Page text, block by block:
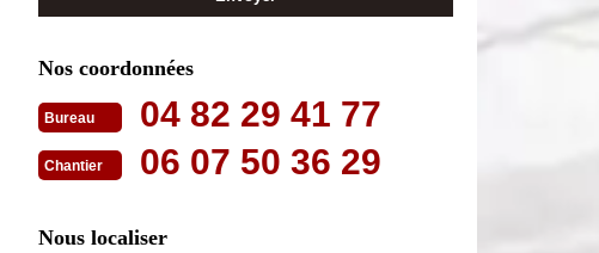
Nos coordonnées
Bureau 04 82 29 41 77
Chantier 06 07 50 36 29
Nous localiser